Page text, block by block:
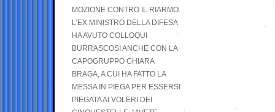
MOZIONE CONTRO IL RIARMO.
L’EX MINISTRO DELLA DIFESA
HA AVUTO COLLOQUI
BURRASCOSI ANCHE CON LA
CAPOGRUPPO CHIARA
BRAGA, A CUI HA FATTO LA
MESSA IN PIEGA PER ESSERSI
PIEGATA AI VOLERI DEI